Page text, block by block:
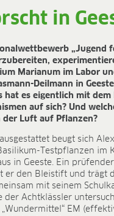
in
„Jugend
Marianum im Labor
Deilmann in
hat es eigentlich mit dem
auf sich? Und
der Luft auf Pflanzen?
beugt sich
Testpflanzen im
in Geeste. Ein
er den Bleistift und trägt
mit seinem
der Achtklässler
EM